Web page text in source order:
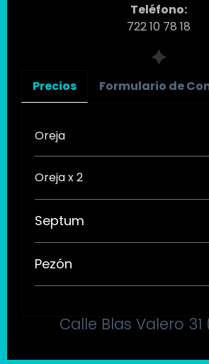
Teléfono:
722 10 78 18
Precios Formulario de
Oreja
Oreja x 2
Septum
Pezón
Calle Blas Valero 31